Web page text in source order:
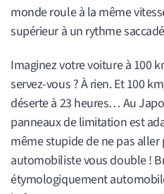
monde roule à la même
supérieur à un rythme
Imaginez votre voiture à 100
servez-vous ? À rien. Et 100
déserte à 23 heures… Au
panneaux de limitation est
même stupide de ne pas
automobiliste vous double !
étymologiquement